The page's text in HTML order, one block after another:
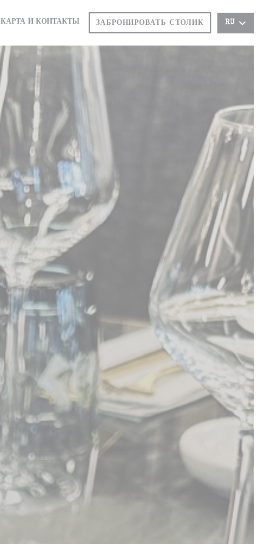
КАРТА И КОНТАКТЫ ЗАБРОНИРОВАТЬ СТОЛИК RU